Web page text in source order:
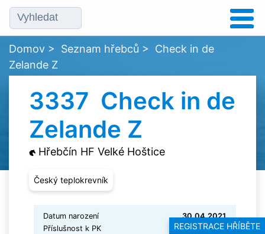
REGISTRACE HŘÍBĚTE
Domov > Seznam hřebců > Check in de
Zelande Z
3337 Check in de
Zelande Z
Hřebčín HF Velké Hoštice
Český teplokrevník
Datum narození
30.04.2021
Příslušnost k PK
Zangersheide